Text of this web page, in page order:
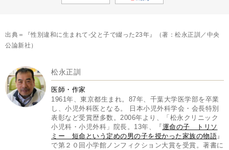
出典＝『性別違和に生まれて-父と子で綴った23年』（著：松永正訓／中央
公論新社）
松永正訓
医師・作家
1961年、東京都生まれ。87年、千葉大学医学部を卒業
し、小児外科医となる。 日本小児外科学会・会長特別
表彰など受賞歴多数。2006年より、「松永クリニック
小児科・小児外科」院長。13年、『運命の子 トリソ
ミー 短命という定めの男の子を授かった家族の物語』
で第２０回小学館ノンフィクション大賞を受賞。著書に